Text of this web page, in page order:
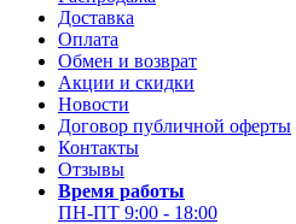
Доставка
Оплата
Обмен и возврат
Акции и скидки
Новости
Договор публичной оферты
Контакты
Отзывы
Время работы
ПН-ПТ 9:00 - 18:00